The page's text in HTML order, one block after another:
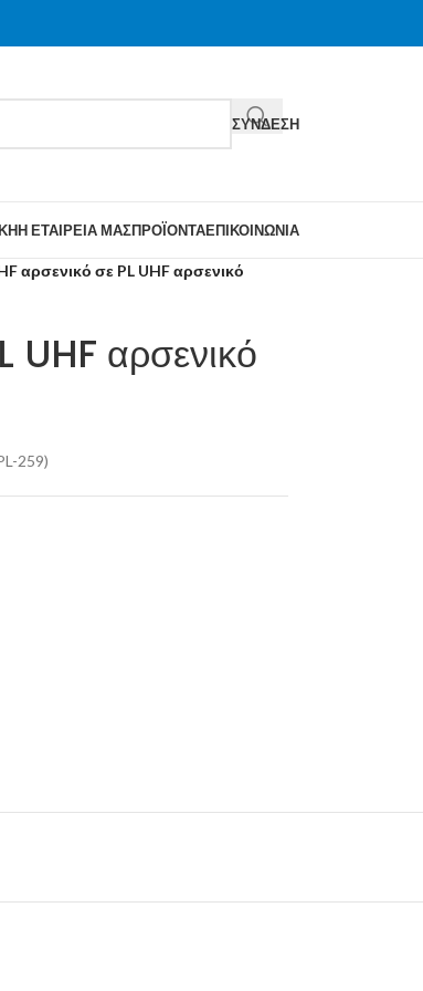
ΣΎΝΔΕΣΗ
Η ΕΤΑΙΡΕΊΑ ΜΑΣΠΡΟΪΌΝΤΑΕΠΙΚΟΙΝΩΝΊΑ
αρσενικό σε PL UHF αρσενικό
UHF αρσενικό
259)